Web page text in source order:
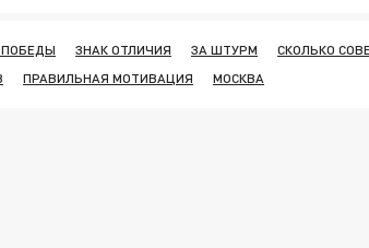
ЗНАК ОТЛИЧИЯ ЗА ШТУРМ СКОЛЬКО
ПРАВИЛЬНАЯ МОТИВАЦИЯ МОСКВА